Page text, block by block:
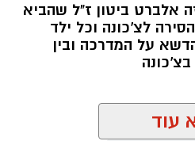
אלברט ביטון ז"ל שהביא
לצ'כונה וכל ילד
על המדרכה ובין